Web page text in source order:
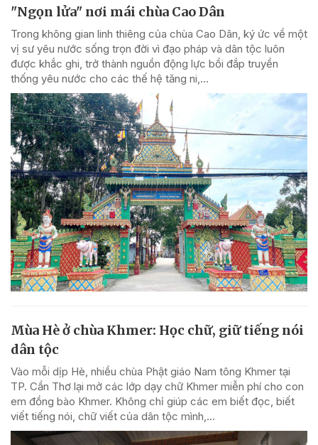
"Ngọn lửa" nơi mái chùa Cao Dân
Trong không gian linh thiêng của chùa Cao Dân, ký ức về một
vị sư yêu nước sống trọn đời vì đạo pháp và dân tộc luôn
được khắc ghi, trở thành nguồn động lực bồi đắp truyền
thống yêu nước cho các thế hệ tăng ni,...
Mùa Hè ở chùa Khmer: Học chữ, giữ tiếng nói
dân tộc
Vào mỗi dịp Hè, nhiều chùa Phật giáo Nam tông Khmer tại
TP. Cần Thơ lại mở các lớp dạy chữ Khmer miễn phí cho con
em đồng bào Khmer. Không chỉ giúp các em biết đọc, biết
viết tiếng nói, chữ viết của dân tộc mình,...